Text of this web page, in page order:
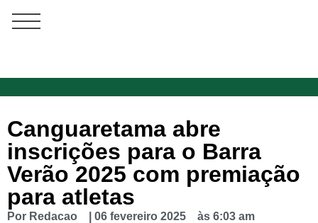
Canguaretama abre
inscrições para o Barra
Verão 2025 com premiação
para atletas
Por Redacao 06 fevereiro 2025 às 6:03 am